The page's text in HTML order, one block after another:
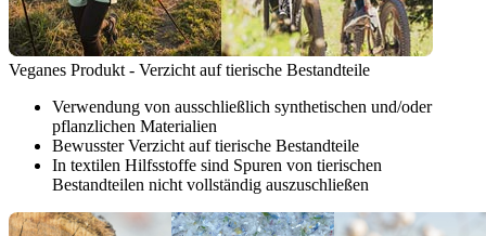
Veganes Produkt - Verzicht auf tierische Bestandteile
Verwendung von ausschließlich synthetischen und/oder
pflanzlichen Materialien
Bewusster Verzicht auf tierische Bestandteile
In textilen Hilfsstoffe sind Spuren von tierischen
Bestandteilen nicht vollständig auszuschließen